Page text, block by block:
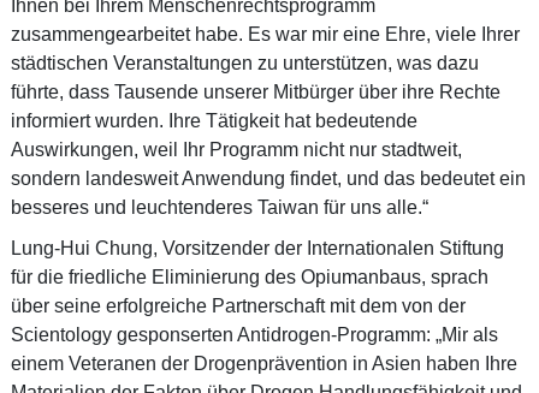
Ihnen bei Ihrem Menschenrechtsprogramm
zusammengearbeitet habe. Es war mir eine Ehre, viele Ihrer
städtischen Veranstaltungen zu unterstützen, was dazu
führte, dass Tausende unserer Mitbürger über ihre Rechte
informiert wurden. Ihre Tätigkeit hat bedeutende
Auswirkungen, weil Ihr Programm nicht nur stadtweit,
sondern landesweit Anwendung findet, und das bedeutet ein
besseres und leuchtenderes Taiwan für uns alle.“
Lung-Hui Chung, Vorsitzender der Internationalen Stiftung
für die friedliche Eliminierung des Opiumanbaus, sprach
über seine erfolgreiche Partnerschaft mit dem von der
Scientology gesponserten Antidrogen-Programm: „Mir als
einem Veteranen der Drogenprävention in Asien haben Ihre